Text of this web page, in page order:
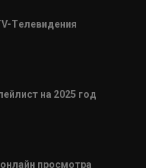
Tелевидения
на 2025 год
просмотра